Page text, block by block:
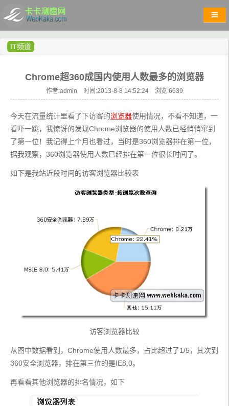
IT频道
Chrome超360成国内使用人数最多的浏览器
作者:admin 时间:2013-8-8 14:52:24 浏览:6639
今天在流量统计里看了下访客的浏览器使用情况，不看不知道，一
看吓一跳，我惊讶的发现Chrome浏览器的使用人数已经悄悄窜到
了第一位！我记得上个月也看过，当时是360浏览器排在第一位，
据我观察，360浏览器使用人数已经排在第一位很长时间了。
如下是我站近段时间的访客浏览器比较表
访客浏览器比较
从图中数据看到，Chrome使用人数最多，占比超过了1/5，其次到
360安全浏览器，排在第三位的是IE8.0。
再看看其他浏览器的排名情况，如下